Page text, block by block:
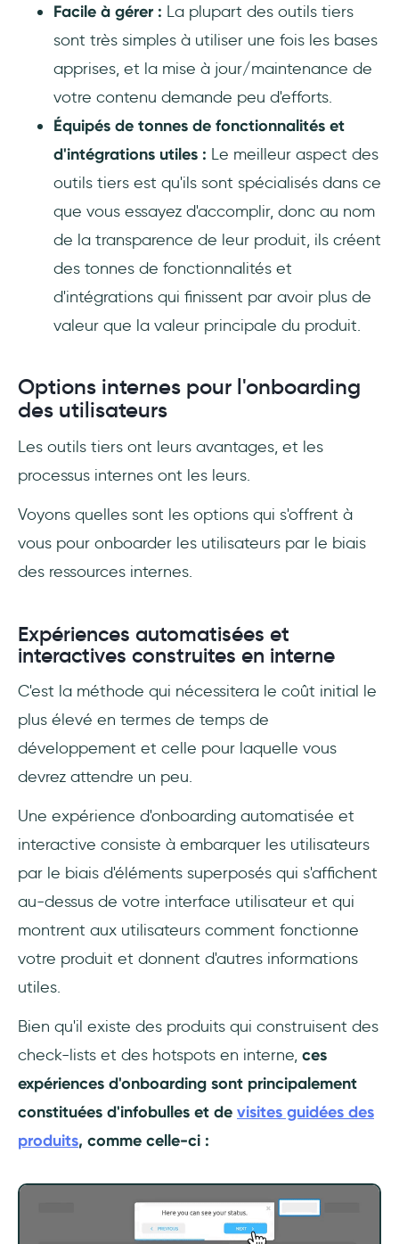
Facile à gérer : La plupart des outils tiers
sont très simples à utiliser une fois les bases
apprises, et la mise à jour/maintenance de
votre contenu demande peu d'efforts.
Équipés de tonnes de fonctionnalités et
d'intégrations utiles : Le meilleur aspect des
outils tiers est qu'ils sont spécialisés dans ce
que vous essayez d'accomplir, donc au nom
de la transparence de leur produit, ils créent
des tonnes de fonctionnalités et
d'intégrations qui finissent par avoir plus de
valeur que la valeur principale du produit.
Options internes pour l'onboarding
des utilisateurs
Les outils tiers ont leurs avantages, et les
processus internes ont les leurs.
Voyons quelles sont les options qui s'offrent à
vous pour onboarder les utilisateurs par le biais
des ressources internes.
Expériences automatisées et
interactives construites en interne
C'est la méthode qui nécessitera le coût initial le
plus élevé en termes de temps de
développement et celle pour laquelle vous
devrez attendre un peu.
Une expérience d'onboarding automatisée et
interactive consiste à embarquer les utilisateurs
par le biais d'éléments superposés qui s'affichent
au-dessus de votre interface utilisateur et qui
montrent aux utilisateurs comment fonctionne
votre produit et donnent d'autres informations
utiles.
Bien qu'il existe des produits qui construisent des
check-lists et des hotspots en interne, ces
expériences d'onboarding sont principalement
constituées d'infobulles et de visites guidées des
produits, comme celle-ci :